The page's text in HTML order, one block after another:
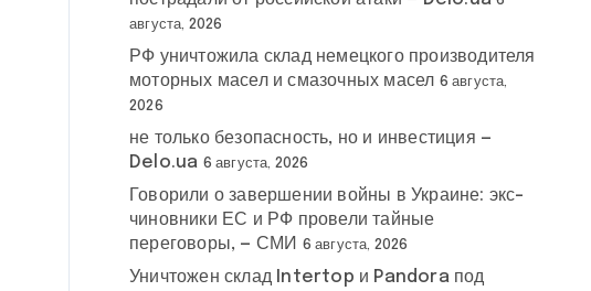
августа, 2026
РФ уничтожила склад немецкого производителя
моторных масел и смазочных масел 6 августа,
2026
не только безопасность, но и инвестиция —
Delo.ua 6 августа, 2026
Говорили о завершении войны в Украине: экс-
чиновники ЕС и РФ провели тайные
переговоры, — СМИ
6 августа, 2026
Уничтожен склад Intertop и Pandora под